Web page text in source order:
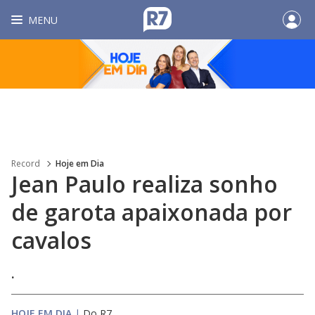
MENU
Record Hoje em Dia
Jean Paulo realiza sonho
de garota apaixonada por
cavalos
.